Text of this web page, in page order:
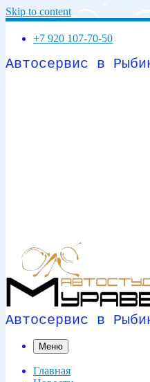
Skip to content
+7 920 107-70-50
Автосервис в
Автосервис в
Меню
Главная